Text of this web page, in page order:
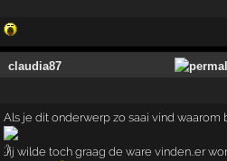
claudia87
Als je dit onderwerp zo saai vind
Jij wilde toch graag de ware vinden..er